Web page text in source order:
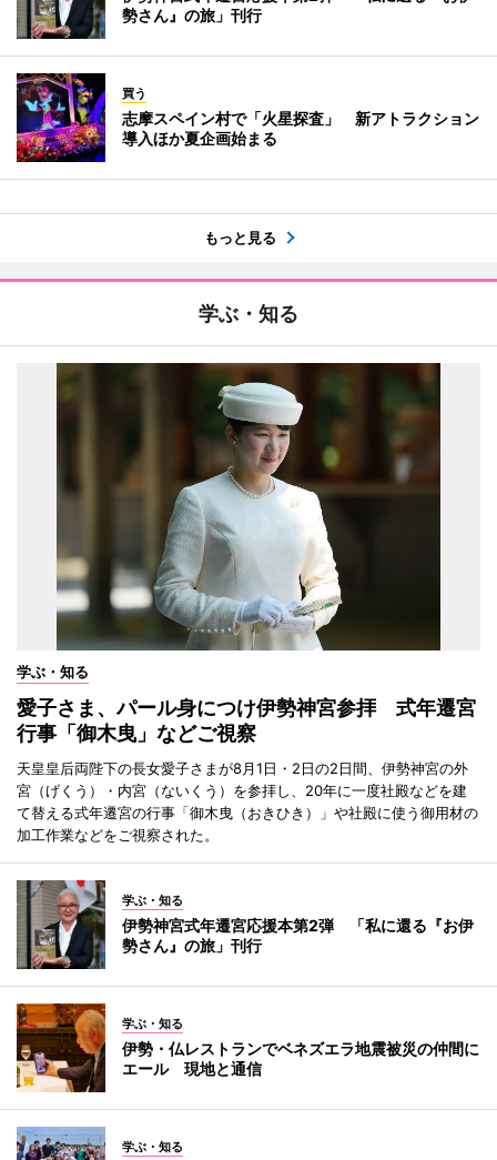
勢さん』の旅」刊行
買う
志摩スペイン村で「火星探査」 新アトラクション
導入ほか夏企画始まる
もっと見る
学ぶ・知る
学ぶ・知る
愛子さま、パール身につけ伊勢神宮参拝 式年遷宮
行事「御木曳」などご視察
天皇皇后両陛下の長女愛子さまが8月1日・2日の2日間、伊勢神宮の外
宮（げくう）・内宮（ないくう）を参拝し、20年に一度社殿などを建
て替える式年遷宮の行事「御木曳（おきひき）」や社殿に使う御用材の
加工作業などをご視察された。
学ぶ・知る
伊勢神宮式年遷宮応援本第2弾 「私に還る『お伊
勢さん』の旅」刊行
学ぶ・知る
伊勢・仏レストランでベネズエラ地震被災の仲間に
エール 現地と通信
学ぶ・知る